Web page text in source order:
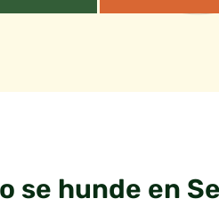
se hunde en